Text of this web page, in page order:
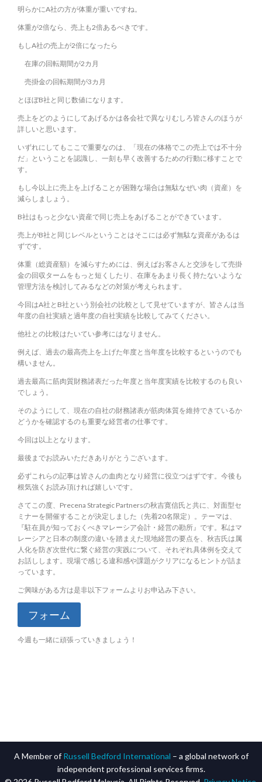
明らかにA社の方が体重が重いですね。
体重が2倍なら、売上も2倍あるべきです。
もしA社の売上が2倍になったら
在庫の回転期間が2カ月
売掛金の回転期間が3カ月
とほぼB社と同じ数値になります。
売上をどのようにしてあげるかは各会社で異なりむしろ皆さんのほうが
詳しいと思います。
いずれにしてもここで重要なのは、「現在の体格でこの売上では不十分
だ」ということを認識し、一刻も早く改善するための行動に移すことで
す。
もし今以上に売上を上げることが困難な場合は無駄なぜい肉（資産）を
減らしましょう。
B社はもっと少ない資産で同じ売上をあげることができています。
売上がB社と同じレベルということはそこには必ず無駄な資産があるは
ずです。
体重（総資産額）を減らすためには、例えばお客さんと交渉をして売掛
金の回収タームをもっと短くしたり、在庫をあまり長く持たないような
管理方法を検討してみるなどの対策が考えられます。
今回はA社とB社という別会社の比較として見せていますが、皆さんは当
年度の自社実績と過年度の自社実績を比較してみてください。
他社との比較はたいてい参考にはなりません。
例えば、過去の最高売上を上げた年度と当年度を比較するというのでも
構いません。
過去最高に筋肉質財務諸表だった年度と当年度実績を比較するのも良い
でしょう。
そのようにして、現在の自社の財務諸表が筋肉体質を維持できているか
どうかを確認するのも重要な経営者の仕事です。
今回は以上となります。
最後までお読みいただきありがとうございます。
必ずこれらの記事は皆さんの血肉となり経営に役立つはずです。今後も
根気強くお読み頂ければ嬉しいです。
さてこの度、Precena Strategic Partnersの秋吉寛信氏と共に、対面型セ
ミナーを開催することが決定しました（先着20名限定）。テーマは、
『駐在員が知っておくべきマレーシア会計・経営の勘所』です。私はマ
レーシアと日本の制度の違いを踏まえた現地経営の要点を、秋吉氏は属
人化を防ぎ次世代に繋ぐ経営の実践について、それぞれ具体例を交えて
お話しします。現場で感じる違和感や課題がクリアになるヒントが詰ま
っています。
ご興味がある方は是非以下フォームよりお申込み下さい。
フォーム
今週も一緒に頑張っていきましょう！
A Member of Russell Bedford International – a global network of
independent professional services firms.